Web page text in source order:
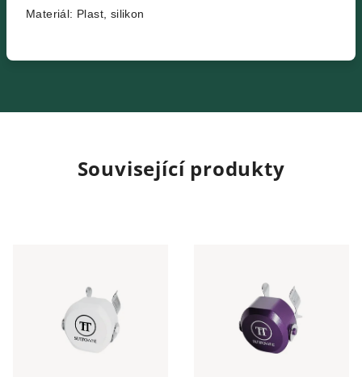
Materiál: Plast, silikon
Související produkty